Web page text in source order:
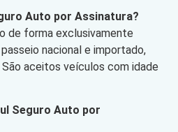
Auto por Assinatura?
de forma exclusivamente
nacional e importado,
aceitos veículos com idade
Seguro Auto por